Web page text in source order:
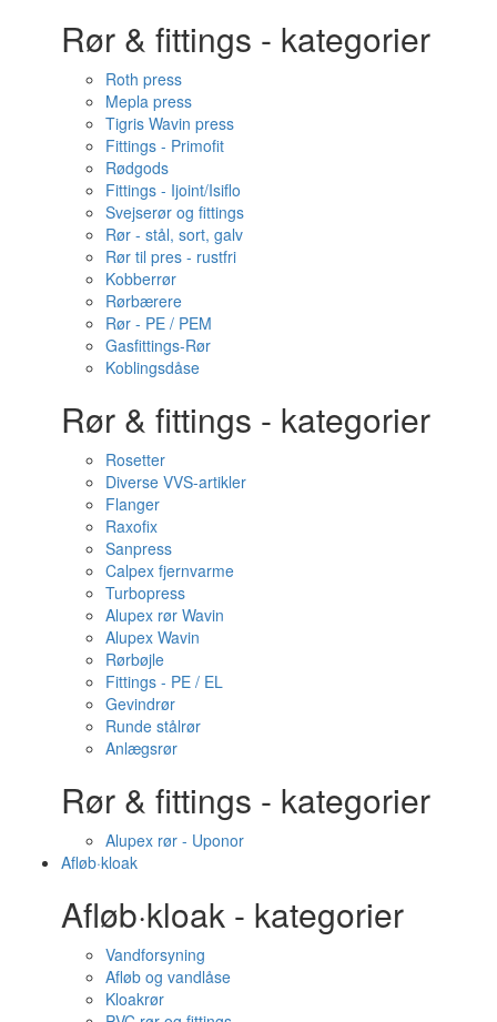
Rør & fittings - kategorier
Roth press
Mepla press
Tigris Wavin press
Fittings - Primofit
Rødgods
Fittings - Ijoint/Isiflo
Svejserør og fittings
Rør - stål, sort, galv
Rør til pres - rustfri
Kobberrør
Rørbærere
Rør - PE / PEM
Gasfittings-Rør
Koblingsdåse
Rør & fittings - kategorier
Rosetter
Diverse VVS-artikler
Flanger
Raxofix
Sanpress
Calpex fjernvarme
Turbopress
Alupex rør Wavin
Alupex Wavin
Rørbøjle
Fittings - PE / EL
Gevindrør
Runde stålrør
Anlægsrør
Rør & fittings - kategorier
Alupex rør - Uponor
Afløb·kloak
Afløb·kloak - kategorier
Vandforsyning
Afløb og vandlåse
Kloakrør